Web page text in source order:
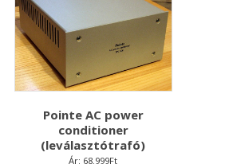
Pointe AC power
conditioner
(leválasztótrafó)
Ár: 68.999Ft